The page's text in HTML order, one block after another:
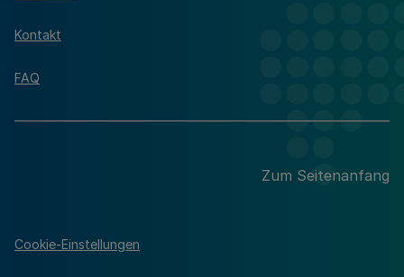
Kontakt
FAQ
Zum Seitenanfang
Cookie-Einstellungen